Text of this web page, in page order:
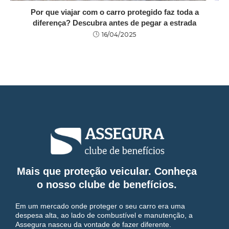
Por que viajar com o carro protegido faz toda a
diferença? Descubra antes de pegar a estrada
16/04/2025
Mais que proteção veicular. Conheça
o nosso clube de benefícios.
Em um mercado onde proteger o seu carro era uma
despesa alta, ao lado de combustível e manutenção, a
Assegura nasceu da vontade de fazer diferente.